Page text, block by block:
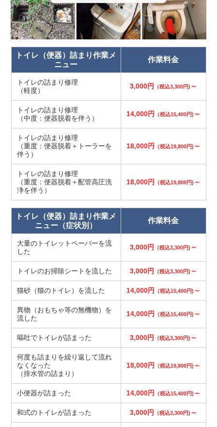
トイレ（便器）詰まり作業メ
ニュー
作業料金
トイレの詰まり修理
（軽度）
3,000円 （税込3,300円) ～
トイレの詰まり修理
（中度：便器脱着を伴う）
14,000円 （税込15,400円) ～
トイレの詰まり修理
（重度：便器脱着＋トーラーを
伴う）
18,000円 （税込19,800円) ～
トイレの詰まり修理
（重度：便器脱着＋配管高圧洗
浄を伴う）
18,000円 （税込19,800円) ～
トイレ（便器）詰まり作業メ
ニュー（症状別）
作業料金
大量のトイレットペーパーを流
した
3,000円 （税込3,300円) ～
トイレのお掃除シートを流した 3,000円 （税込3,300円) ～
猫砂（猫のトイレ）を流した 14,000円 （税込15,400円) ～
異物（おもちゃ等の無機物）を
流した
14,000円 （税込15,400円) ～
嘔吐でトイレが詰まった 3,000円 （税込3,300円) ～
何度も詰まりを繰り返して流れ
なくなった
（排水管の詰まり）
18,000円 （税込19,800円) ～
小便器が詰まった 14,000円 （税込15,400円) ～
和式のトイレが詰まった 3,000円 （税込3,300円) ～